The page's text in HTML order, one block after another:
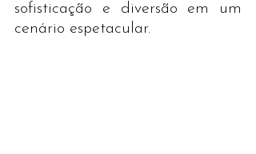
sofisticação e diversão em um
cenário espetacular.